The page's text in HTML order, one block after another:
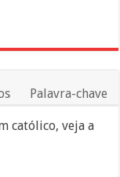
Palavra-chave
católico, veja a